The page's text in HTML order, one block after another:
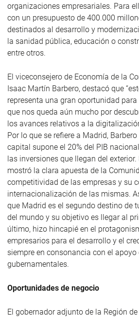
organizaciones empresariales. Para
con un presupuesto de 400.000
destinados al desarrollo y
la sanidad pública, educación o
entre otros.
El viceconsejero de Economía de la
Isaac Martín Barbero, destacó que
representa una gran oportunidad para
que nos queda aún mucho por
los avances relativos a la
Por lo que se refiere a Madrid,
capital supone el 20% del PIB
las inversiones que llegan del
mostró la clara apuesta de la
competitividad de las empresas y su
internacionalización de las mismas.
que Madrid es el segundo destino de
del mundo y su objetivo es llegar al
último, hizo hincapié en el
empresarios para el desarrollo y el
siempre en consonancia con el
gubernamentales.
Oportunidades de negocio
El gobernador adjunto de la Región